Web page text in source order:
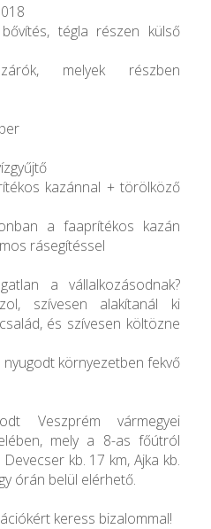
tégla részen külső
melyek részben
kazánnal + törölköző
a faaprítékos kazán
rásegítéssel
a vállalkozásodnak?
szívesen alakítanál ki
és szívesen költözne
környezetben fekvő
Veszprém vármegyei
mely a 8-as főútról
kb. 17 km, Ajka kb.
órán belül elérhető.
keress bizalommal!